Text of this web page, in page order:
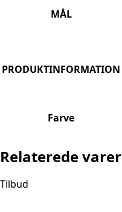
MÅL
PRODUKTINFORMATION
Farve
Relaterede varer
Tilbud